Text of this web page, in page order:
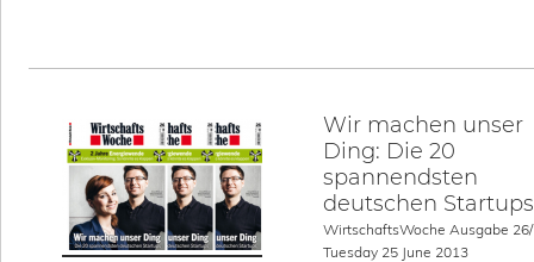
Wir machen unser
Ding: Die 20
spannendsten
deutschen
WirtschaftsWoche Ausgabe
Tuesday 25 June 2013